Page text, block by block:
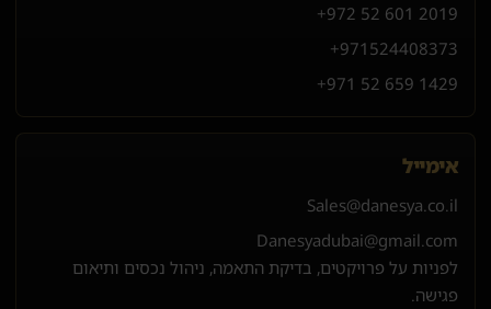
+972 52 601 2019
+971 524408373
+971 52 659 1429
אימייל
Sales@danesya.co.il
Danesyadubai@gmail.com
לפניות על פרויקטים, בדיקת התאמה, ניהול נכסים ותיאום
פגישה.